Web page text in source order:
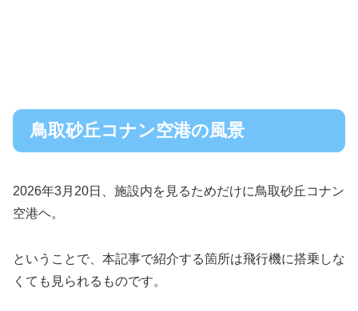
鳥取砂丘コナン空港の風景
2026年3月20日、施設内を見るためだけに鳥取砂丘コナン
空港ヘ。
ということで、本記事で紹介する箇所は飛行機に搭乗しな
くても見られるものです。